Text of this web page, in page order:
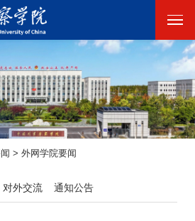
> 外网学院要闻
对外交流 通知公告